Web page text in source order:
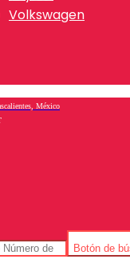
Volkswagen
México
Botón de